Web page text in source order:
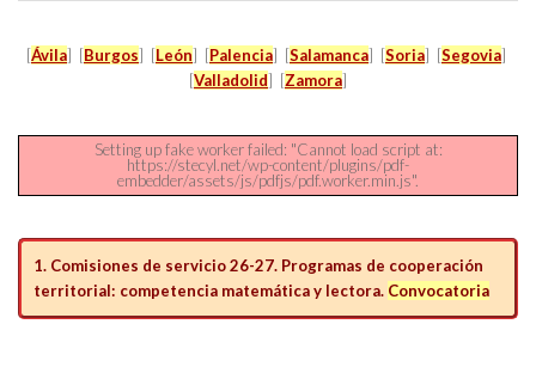
[Ávila] [Burgos] [León] [Palencia] [Salamanca] [Soria] [Segovia]
[Valladolid] [Zamora]
Setting up fake worker failed: "Cannot load script at:
https://stecyl.net/wp-content/plugins/pdf-
embedder/assets/js/pdfjs/pdf.worker.min.js".
1. Comisiones de servicio 26-27. Programas de cooperación
territorial: competencia matemática y lectora. Convocatoria